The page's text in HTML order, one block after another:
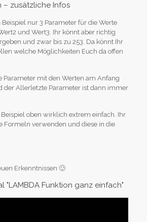
– zusätzliche Infos
nur 3 Parameter für die Werte
und Wert3. Ihr könnt aber richtig
und zwar bis zu 253. Da könnt Ihr
welche Möglichkeiten Euch da offen
Parameter mit den Werten am Anfang
der Allerletzte Parameter ist dann immer
oben wirklich extrem einfach. Ihr
Formeln verwenden und diese in die
Erkenntnissen 🙂
"LAMBDA Funktion ganz einfach"